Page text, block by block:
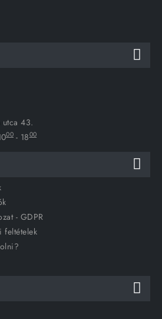
utca 43.
00 - 1800
- GDPR
feltételek